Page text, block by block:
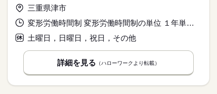
三重県津市
変形労働時間制 変形労働時間制の単位 １年単位 就業時間１ 8時00分〜17時00分 就業時間に関する特記事項 年間総労働時間：１９２８時間
土曜日，日曜日，祝日，その他
詳細を見る （ハローワークより転載）